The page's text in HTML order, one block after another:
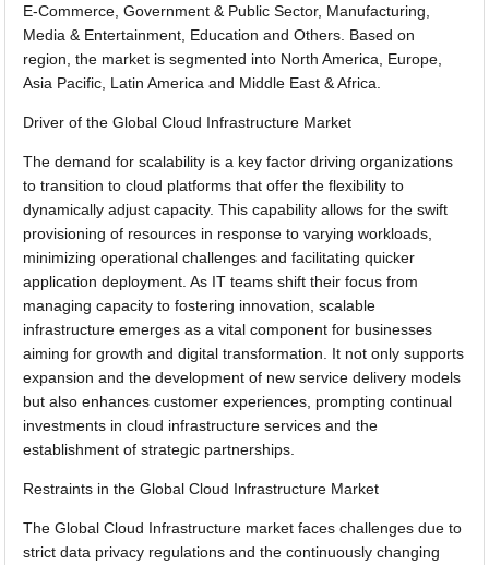
E-Commerce, Government & Public Sector, Manufacturing,
Media & Entertainment, Education and Others. Based on
region, the market is segmented into North America, Europe,
Asia Pacific, Latin America and Middle East & Africa.
Driver of the Global Cloud Infrastructure Market
The demand for scalability is a key factor driving organizations
to transition to cloud platforms that offer the flexibility to
dynamically adjust capacity. This capability allows for the swift
provisioning of resources in response to varying workloads,
minimizing operational challenges and facilitating quicker
application deployment. As IT teams shift their focus from
managing capacity to fostering innovation, scalable
infrastructure emerges as a vital component for businesses
aiming for growth and digital transformation. It not only supports
expansion and the development of new service delivery models
but also enhances customer experiences, prompting continual
investments in cloud infrastructure services and the
establishment of strategic partnerships.
Restraints in the Global Cloud Infrastructure Market
The Global Cloud Infrastructure market faces challenges due to
strict data privacy regulations and the continuously changing